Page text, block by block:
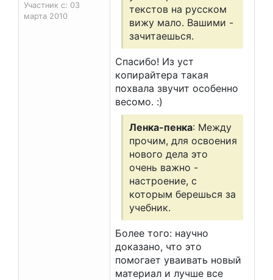
Участник с: 03
марта 2010
текстов на русском
вижу мало. Вашими -
зачитаешься.
Спасибо! Из уст
копирайтера такая
похвала звучит особенно
весомо. :)
Ленка-пенка: Между
прочим, для освоения
нового дела это
очень важно -
настроение, с
которым берешься за
учебник.
Более того: научно
доказано, что это
помогает уваивать новый
материал и лучше все